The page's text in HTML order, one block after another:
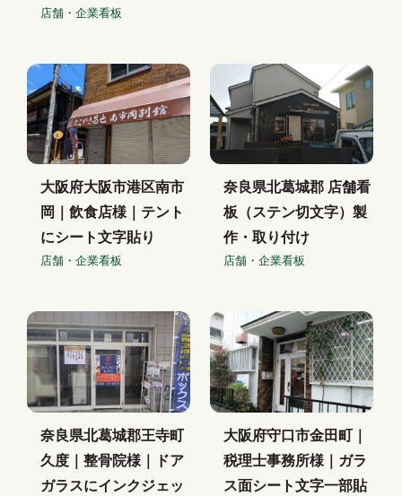
店舗・企業看板
大阪府大阪市港区南市
岡｜飲食店様｜テント
にシート文字貼り
店舗・企業看板
奈良県北葛城郡 店舗看
板（ステン切文字）製
作・取り付け
店舗・企業看板
奈良県北葛城郡王寺町
久度｜整骨院様｜ドア
ガラスにインクジェッ
大阪府守口市金田町｜
税理士事務所様｜ガラ
ス面シート文字一部貼